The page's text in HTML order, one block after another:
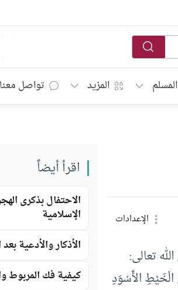
المزيد تواصل معنا
الإعدادات
تعالى:
الأَسْوَدِ
اقرأ أيضاً
الاحتفال بذكرى
الإسلامية
الأذكار والأدعية
كيفية فك المربوط